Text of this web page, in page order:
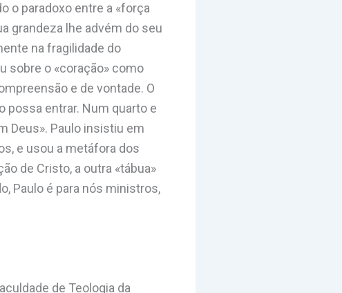
o paradoxo entre a «força
grandeza lhe advém do seu
na fragilidade do
sobre o «coração» como
e de vontade. O
possa entrar. Num quarto e
Deus». Paulo insistiu em
e usou a metáfora dos
de Cristo, a outra «tábua»
Paulo é para nós ministros,
de Teologia da